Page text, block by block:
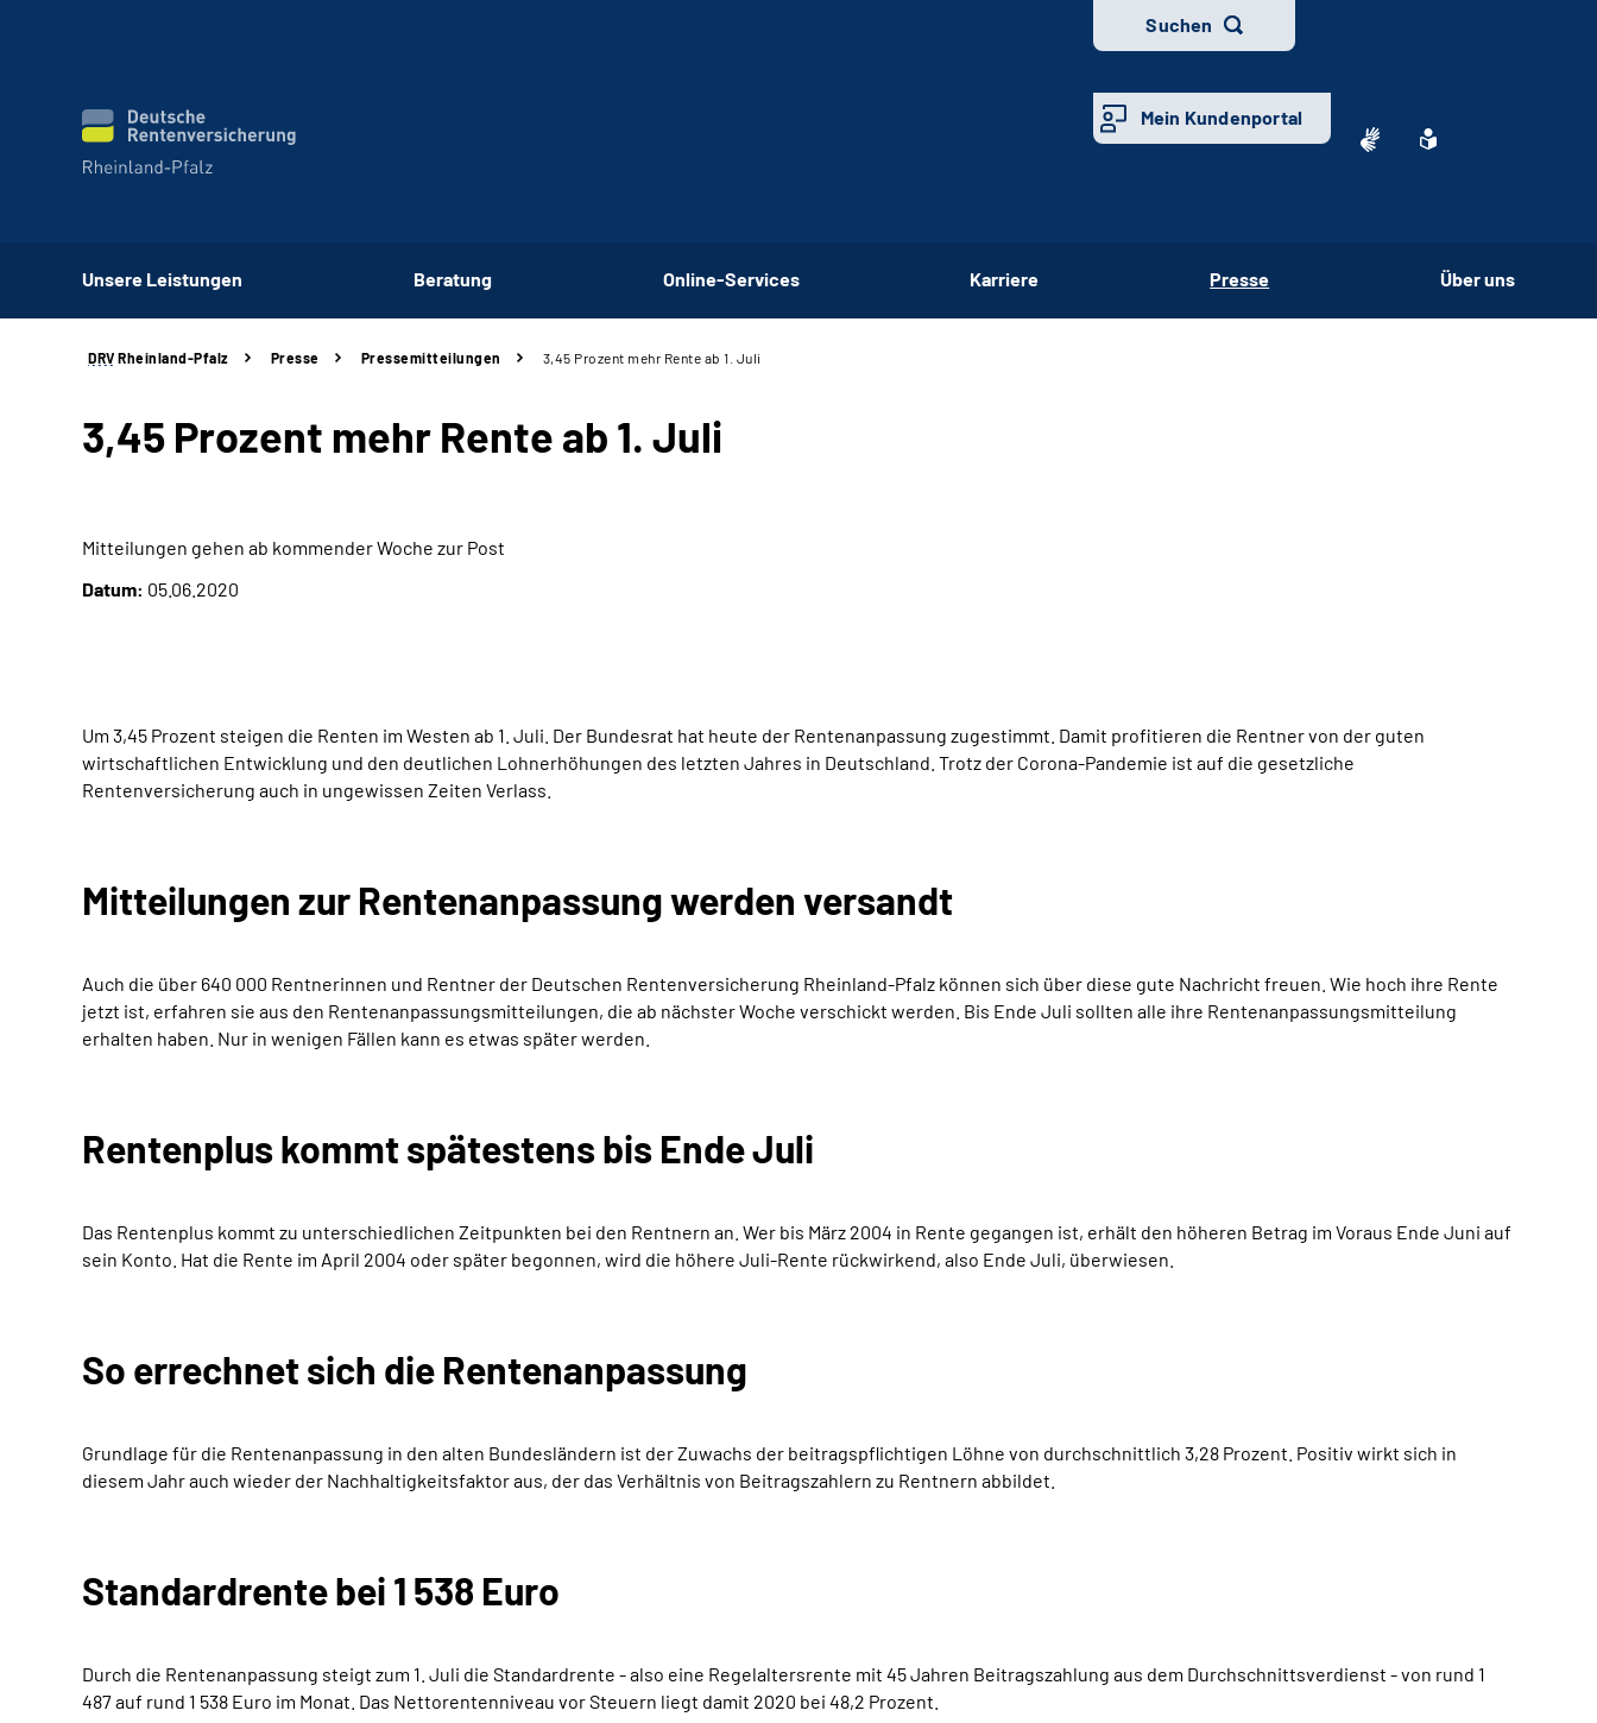
Suchen
Mein Kundenportal
Unsere Leistungen Beratung Online-Services Karriere Presse Über uns
DRV Rheinland-Pfalz Presse Pressemitteilungen 3,45 Prozent mehr Rente ab 1. Juli
3,45 Prozent mehr Rente ab 1. Juli
Mitteilungen gehen ab kommender Woche zur Post
Datum: 05.06.2020
Um 3,45 Prozent steigen die Renten im Westen ab 1. Juli. Der Bundesrat hat heute der Rentenanpassung zugestimmt. Damit profitieren die Rentner von der guten
wirtschaftlichen Entwicklung und den deutlichen Lohnerhöhungen des letzten Jahres in Deutschland. Trotz der Corona-Pandemie ist auf die gesetzliche
Rentenversicherung auch in ungewissen Zeiten Verlass.
Mitteilungen zur Rentenanpassung werden versandt
Auch die über 640 000 Rentnerinnen und Rentner der Deutschen Rentenversicherung Rheinland-Pfalz können sich über diese gute Nachricht freuen. Wie hoch ihre Rente
jetzt ist, erfahren sie aus den Rentenanpassungsmitteilungen, die ab nächster Woche verschickt werden. Bis Ende Juli sollten alle ihre Rentenanpassungsmitteilung
erhalten haben. Nur in wenigen Fällen kann es etwas später werden.
Rentenplus kommt spätestens bis Ende Juli
Das Rentenplus kommt zu unterschiedlichen Zeitpunkten bei den Rentnern an. Wer bis März 2004 in Rente gegangen ist, erhält den höheren Betrag im Voraus Ende Juni auf
sein Konto. Hat die Rente im April 2004 oder später begonnen, wird die höhere Juli-Rente rückwirkend, also Ende Juli, überwiesen.
So errechnet sich die Rentenanpassung
Grundlage für die Rentenanpassung in den alten Bundesländern ist der Zuwachs der beitragspflichtigen Löhne von durchschnittlich 3,28 Prozent. Positiv wirkt sich in
diesem Jahr auch wieder der Nachhaltigkeitsfaktor aus, der das Verhältnis von Beitragszahlern zu Rentnern abbildet.
Standardrente bei 1 538 Euro
Durch die Rentenanpassung steigt zum 1. Juli die Standardrente - also eine Regelaltersrente mit 45 Jahren Beitragszahlung aus dem Durchschnittsverdienst - von rund 1
487 auf rund 1 538 Euro im Monat. Das Nettorentenniveau vor Steuern liegt damit 2020 bei 48,2 Prozent.